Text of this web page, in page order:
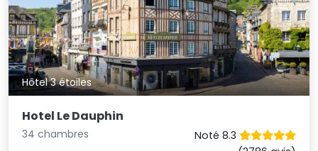
Hôtel 3 étoiles
Hotel Le Dauphin
34 chambres
Noté 8.3